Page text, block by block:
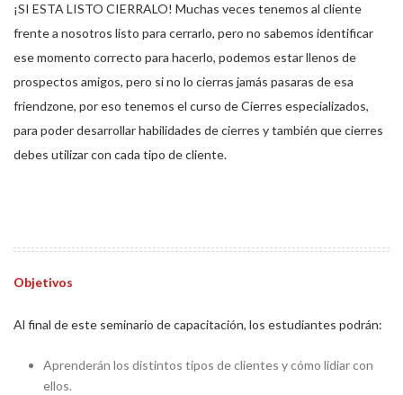
¡SI ESTA LISTO CIERRALO! Muchas veces tenemos al cliente
frente a nosotros listo para cerrarlo, pero no sabemos identificar
ese momento correcto para hacerlo, podemos estar llenos de
prospectos amigos, pero si no lo cierras jamás pasaras de esa
friendzone, por eso tenemos el curso de Cierres especializados,
para poder desarrollar habilidades de cierres y también que cierres
debes utilizar con cada tipo de cliente.
Objetivos
Al final de este seminario de capacitación, los estudiantes podrán:
Aprenderán los distintos tipos de clientes y cómo lidiar con
ellos.